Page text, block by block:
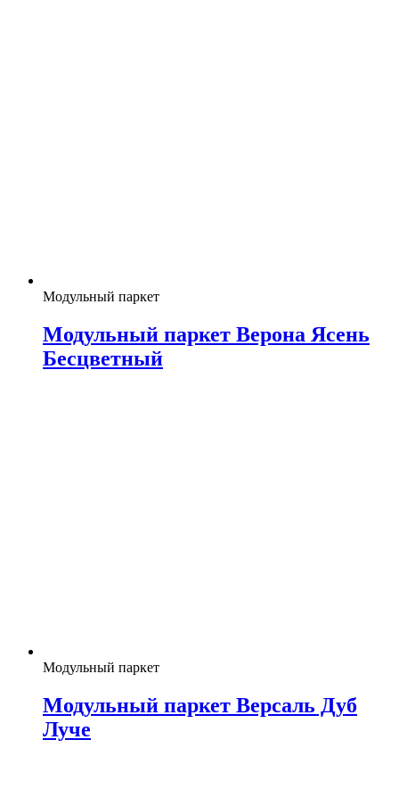
Модульный паркет
Модульный паркет Верона Ясень
Бесцветный
Модульный паркет
Модульный паркет Версаль Дуб
Луче